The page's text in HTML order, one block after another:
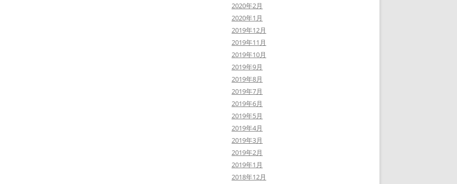
2020年2月
2020年1月
2019年12月
2019年11月
2019年10月
2019年9月
2019年8月
2019年7月
2019年6月
2019年5月
2019年4月
2019年3月
2019年2月
2019年1月
2018年12月